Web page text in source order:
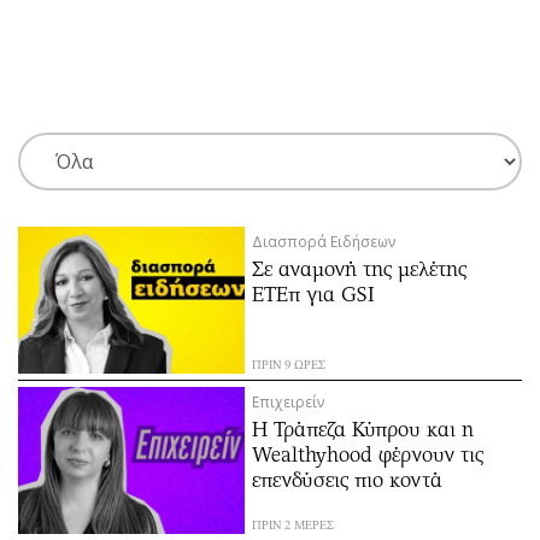
ΚΑΤΗΓΟΡΙΕΣ ΣΥΝΔΕΣΗ
Κύπρος
Παιδεία
Υγεία
Πολιτική
Βουλευτικές 2026
Εκλογές 2024
Προεδρικές 2023
Δημοσκοπήσεις
Διπλωματία
Απόψεις
Αρθρογραφία
Αγγελίες
Ενοικιάζονται
Πωλούνται
Ζητούν εργασία
Θέσεις εργασίας
Διασπορά Ειδήσεων
Σε αναμονή της μελέτης
ΕΤΕπ για GSI
ΠΡΙΝ 9 ΩΡΕΣ
Επιχειρείν
Η Τράπεζα Κύπρου και η
Wealthyhood φέρνουν τις
επενδύσεις πιο κοντά
ΠΡΙΝ 2 ΜΕΡΕΣ